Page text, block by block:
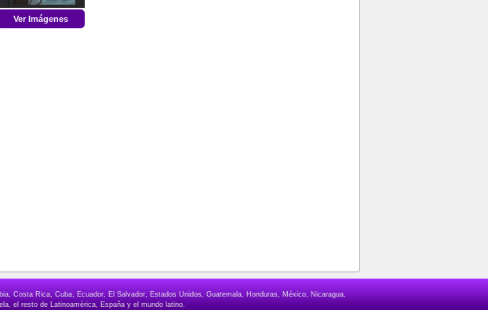
Ver Imágenes
Costa Rica, Cuba, Ecuador, El Salvador, Estados Unidos, Guatemala, Honduras, México, Nicaragua,
el resto de Latinoamérica, España y el mundo latino.